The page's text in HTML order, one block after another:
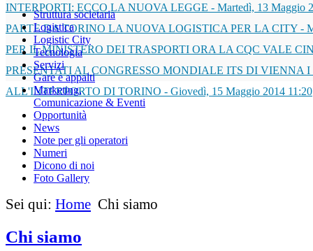
INTERPORTI: ECCO LA NUOVA LEGGE - Martedì, 13 Maggio
PARTE DA TORINO LA NUOVA LOGISTICA PER LA CITY -
PER IL MINISTERO DEI TRASPORTI ORA LA CQC VALE
PRESENTATI AL CONGRESSO MONDIALE ITS DI VIENNA
ALL'INTERPORTO DI TORINO - Giovedì, 15 Maggio 2014 11:20
Struttura societaria
Logistica
Logistic City
Tecnologia
Servizi
Gare e appalti
Marketing,
Comunicazione & Eventi
Opportunità
News
Note per gli operatori
Numeri
Dicono di noi
Foto Gallery
Sei qui: Home Chi siamo
Chi siamo